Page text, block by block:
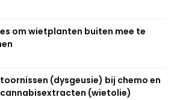
om wietplanten buiten mee te
(dysgeusie) bij chemo en
(wietolie)